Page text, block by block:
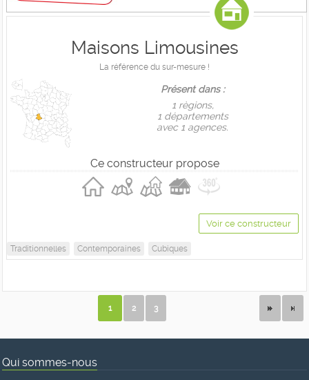
Maisons Limousines
La référence du sur-mesure !
Présent dans :
1 règions,
1 départements
avec 1 agences.
Ce constructeur propose
Voir ce constructeur
Traditionnelles Contemporaines Cubiques
1 2 3
Qui sommes-nous